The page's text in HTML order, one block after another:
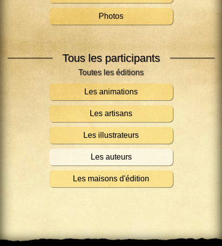
Photos
Tous les participants
Les animations
Les artisans
Les illustrateurs
Les auteurs
Les maisons d'édition